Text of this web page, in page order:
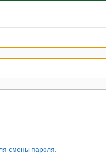
смены пароля.